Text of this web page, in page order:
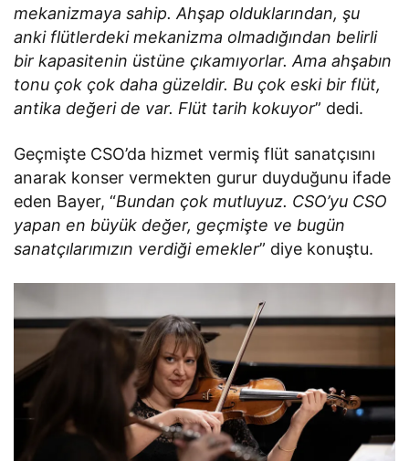
mekanizmaya sahip. Ahşap olduklarından, şu
anki flütlerdeki mekanizma olmadığından belirli
bir kapasitenin üstüne çıkamıyorlar. Ama ahşabın
tonu çok çok daha güzeldir. Bu çok eski bir flüt,
antika değeri de var. Flüt tarih kokuyor” dedi.
Geçmişte CSO’da hizmet vermiş flüt sanatçısını
anarak konser vermekten gurur duyduğunu ifade
eden Bayer, “Bundan çok mutluyuz. CSO’yu CSO
yapan en büyük değer, geçmişte ve bugün
sanatçılarımızın verdiği emekler” diye konuştu.